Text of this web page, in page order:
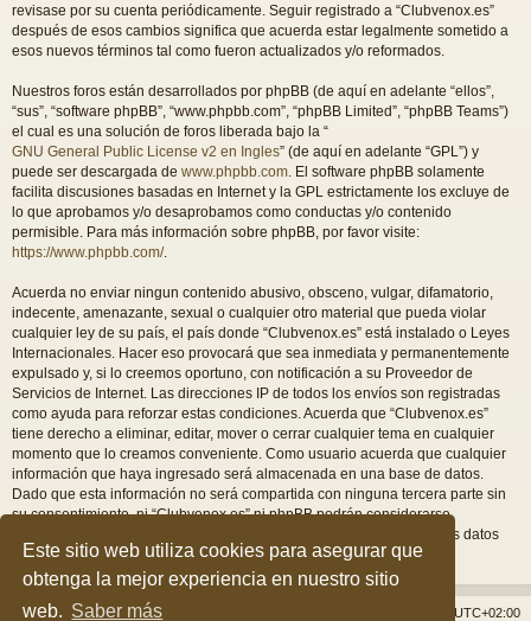
Este sitio web utiliza cookies para asegurar que
obtenga la mejor experiencia en nuestro sitio
web. Saber más
revisase por su cuenta periódicamente. Seguir registrado a “Clubvenox.es”
después de esos cambios significa que acuerda estar legalmente sometido a
esos nuevos términos tal como fueron actualizados y/o reformados.
Nuestros foros están desarrollados por phpBB (de aquí en adelante “ellos”,
“sus”, “software phpBB”, “www.phpbb.com”, “phpBB Limited”, “phpBB Teams”)
el cual es una solución de foros liberada bajo la “
GNU General Public License v2 en Ingles” (de aquí en adelante “GPL”) y
puede ser descargada de www.phpbb.com . El software phpBB solamente
facilita discusiones basadas en Internet y la GPL estrictamente los excluye de
lo que aprobamos y/o desaprobamos como conductas y/o contenido
permisible. Para más información sobre phpBB, por favor visite:
https://www.phpbb.com/.
Acuerda no enviar ningun contenido abusivo, obsceno, vulgar, difamatorio,
indecente, amenazante, sexual o cualquier otro material que pueda violar
cualquier ley de su país, el país donde “Clubvenox.es” está instalado o Leyes
Internacionales. Hacer eso provocará que sea inmediata y permanentemente
expulsado y, si lo creemos oportuno, con notificación a su Proveedor de
Servicios de Internet. Las direcciones IP de todos los envíos son registradas
como ayuda para reforzar estas condiciones. Acuerda que “Clubvenox.es”
tiene derecho a eliminar, editar, mover o cerrar cualquier tema en cualquier
momento que lo creamos conveniente. Como usuario acuerda que cualquier
información que haya ingresado será almacenada en una base de datos.
Dado que esta información no será compartida con ninguna tercera parte sin
su consentimiento, ni “Clubvenox.es” ni phpBB podrán considerarse
responsables por cualquier intento de hacking que conlleve a que los datos
sean comprometidos.
Índice general UTC+02:00